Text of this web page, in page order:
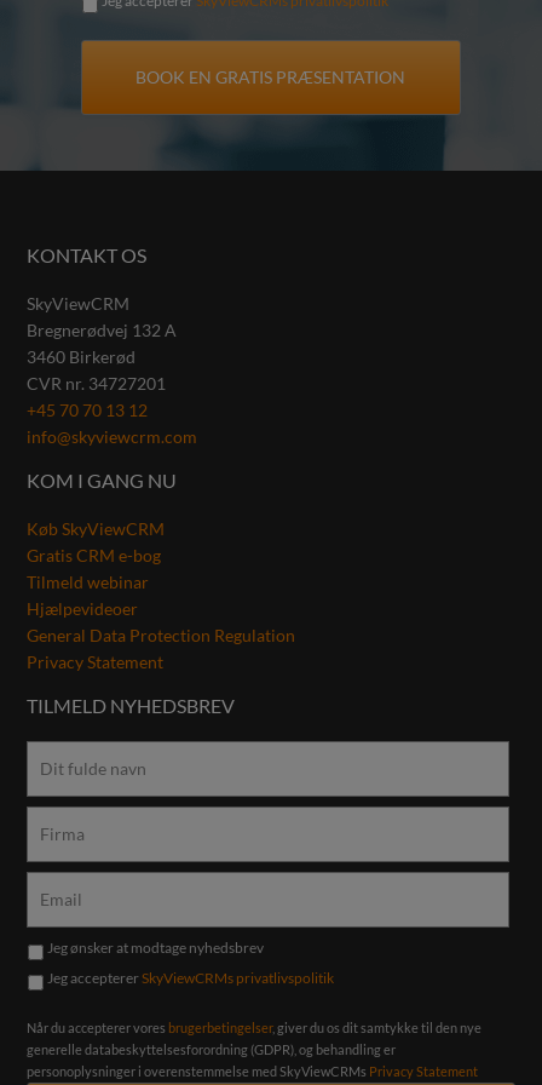
KONTAKT OS
SkyViewCRM
Bregnerødvej 132 A
3460 Birkerød
CVR nr. 34727201
+45 70 70 13 12
info@skyviewcrm.com
KOM I GANG NU
Køb SkyViewCRM
Gratis CRM e-bog
Tilmeld webinar
Hjælpevideoer
General Data Protection Regulation
Privacy Statement
TILMELD NYHEDSBREV
Jeg ønsker at modtage nyhedsbrev
Jeg acceptererSkyViewCRMs privatlivspolitik
Når du accepterer vores brugerbetingelser, giver du os dit samtykke til den nye
generelle databeskyttelsesforordning (GDPR), og behandling er
personoplysninger i overenstemmelse med SkyViewCRMs Privacy Statement